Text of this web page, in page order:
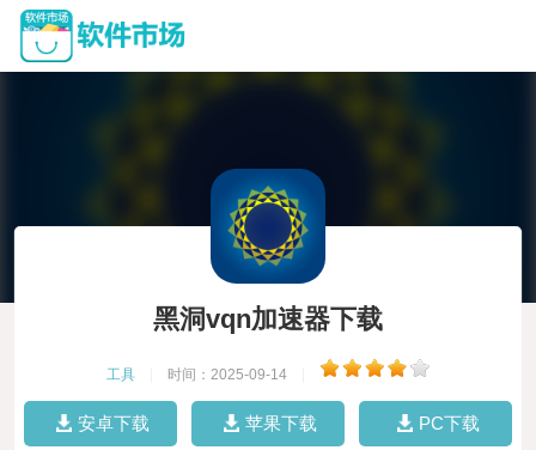
黑洞vqn加速器下载
工具 时间：2025-09-14
安卓下载 苹果下载 PC下载